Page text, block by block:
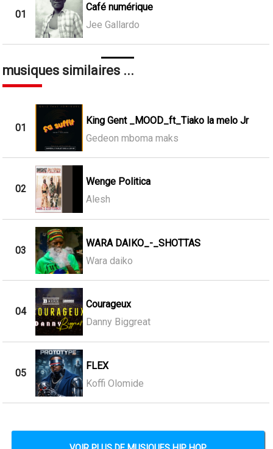
01
Café numérique
Jee Gallardo
musiques similaires ...
01
King Gent _MOOD_ft_Tiako la melo Jr
Gedeon mboma maks
02
Wenge Politica
Alesh
03
WARA DAIKO_-_SHOTTAS
Wara daiko
04
Courageux
Danny Biggreat
05
FLEX
Koffi Olomide